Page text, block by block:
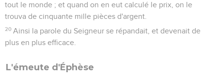
tout le monde ; et quand on en eut calculé le prix, on le
trouva de cinquante mille pièces d'argent.
20 Ainsi la parole du Seigneur se répandait, et devenait de
plus en plus efficace.
L'émeute d'Éphèse